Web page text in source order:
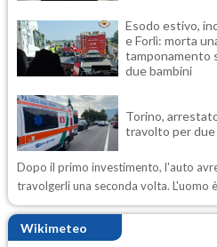
Esodo estivo,
e Forlì: morta
tamponamento
due bambini
Torino,
travolto per
Dopo il primo investimento, l'auto
travolgerli una seconda volta. L'uomo
Wikimeteo